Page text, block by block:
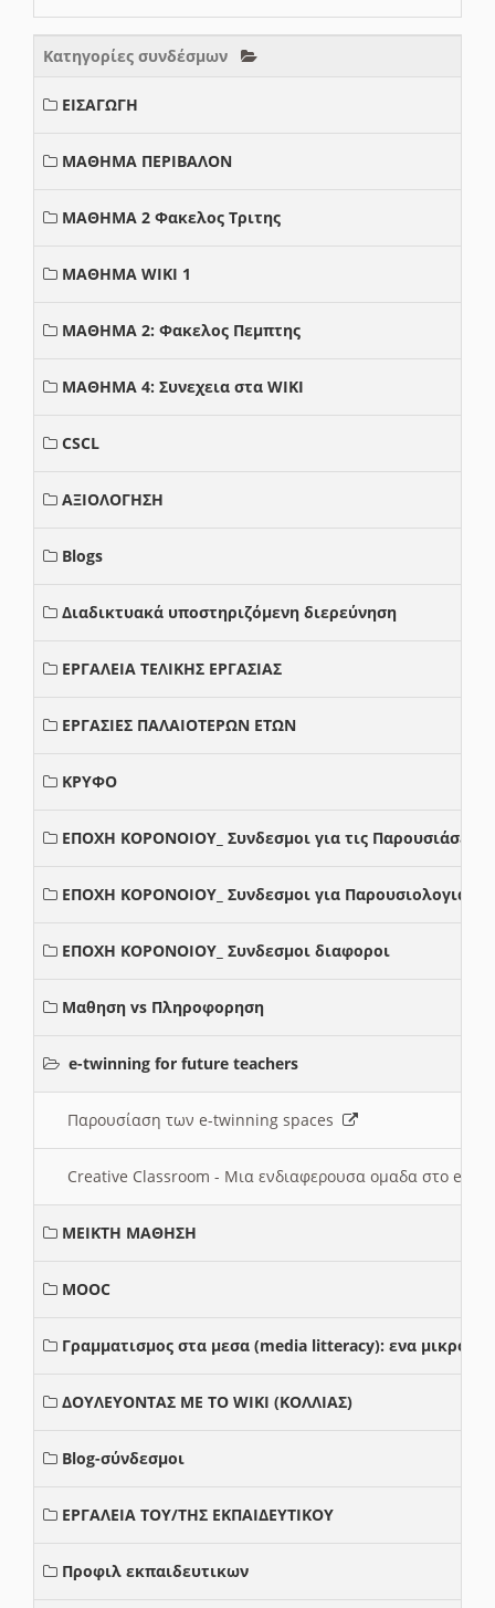
Κατηγορίες συνδέσμων
ΕΙΣΑΓΩΓΗ
ΜΑΘΗΜΑ ΠΕΡΙΒΑΛΟΝ
ΜΑΘΗΜΑ 2 Φακελος Τριτης
ΜΑΘΗΜΑ WIKI 1
ΜΑΘΗΜΑ 2: Φακελος Πεμπτης
ΜΑΘΗΜΑ 4: Συνεχεια στα WIKI
CSCL
ΑΞΙΟΛΟΓΗΣΗ
Blogs
Διαδικτυακά υποστηριζόμενη διερεύνηση
ΕΡΓΑΛΕΙΑ ΤΕΛΙΚΗΣ ΕΡΓΑΣΙΑΣ
ΕΡΓΑΣΙΕΣ ΠΑΛΑΙΟΤΕΡΩΝ ΕΤΩΝ
ΚΡΥΦΟ
ΕΠΟΧΗ ΚΟΡΟΝΟΙΟΥ_ Συνδεσμοι για τις Παρουσιάσεις
ΕΠΟΧΗ ΚΟΡΟΝΟΙΟΥ_ Συνδεσμοι για Παρουσιολογια
ΕΠΟΧΗ ΚΟΡΟΝΟΙΟΥ_ Συνδεσμοι διαφοροι
Μαθηση vs Πληροφορηση
e-twinning for future teachers
Παρουσίαση των e-twinning spaces
Creative Classroom - Μια ενδιαφερουσα ομαδα στο e-
ΜΕΙΚΤΗ ΜΑΘΗΣΗ
MOOC
Γραμματισμος στα μεσα (media litteracy): ενα μικρο
ΔΟΥΛΕΥΟΝΤΑΣ ΜΕ ΤΟ WIKI (ΚΟΛΛΙΑΣ)
Blog-σύνδεσμοι
ΕΡΓΑΛΕΙΑ ΤΟΥ/ΤΗΣ ΕΚΠΑΙΔΕΥΤΙΚΟΥ
Προφιλ εκπαιδευτικων